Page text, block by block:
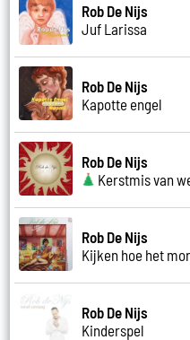
Rob De Nijs
Juf Larissa
Rob De Nijs
Kapotte engel
Rob De Nijs
Kerstmis van
Rob De Nijs
Kijken hoe het
Rob De Nijs
Kinderspel